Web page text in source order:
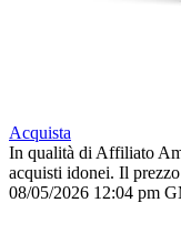
Acquista
In qualità di Affiliato
acquisti idonei. Il
08/05/2026 12:04 pm